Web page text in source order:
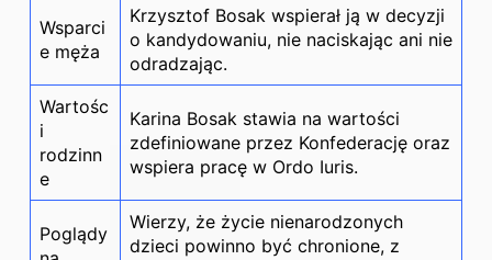
Wsparci
e męża
Krzysztof Bosak wspierał ją w decyzji
o kandydowaniu, nie naciskając ani nie
odradzając.
Wartośc
i
rodzinn
e
Karina Bosak stawia na wartości
zdefiniowane przez Konfederację oraz
wspiera pracę w Ordo Iuris.
Poglądy
Wierzy, że życie nienarodzonych
dzieci powinno być chronione, z